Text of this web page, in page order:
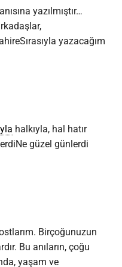
yazılmıştır…
yazacağım
halkıyla, hal hatır
güzel günlerdi
Birçoğunuzun
Bu anıların, çoğu
yaşam ve